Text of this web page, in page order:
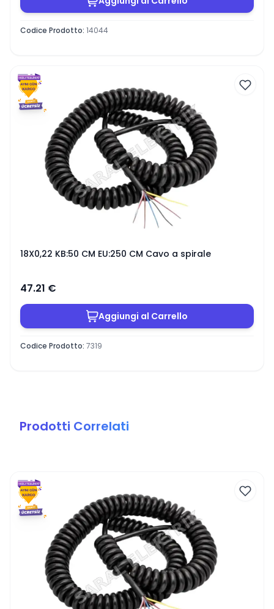
Codice Prodotto: 14044
18X0,22 KB:50 CM EU:250 CM Cavo a spirale
47.21 €
Aggiungi al Carrello
Codice Prodotto: 7319
Prodotti Correlati